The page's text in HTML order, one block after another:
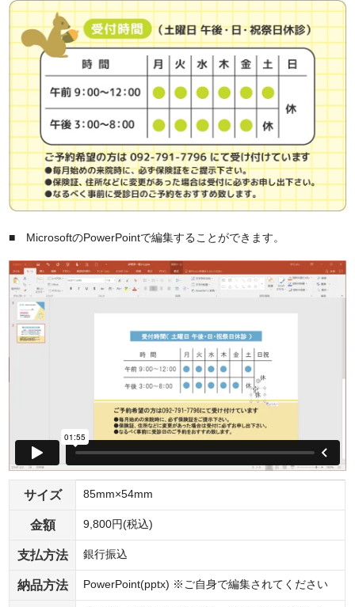
■ MicrosoftのPowerPointで編集することができます。
サイズ 85mm×54mm
金額 9,800円(税込)
支払方法 銀行振込
納品方法 PowerPoint(pptx) ※ご自身で編集されてください